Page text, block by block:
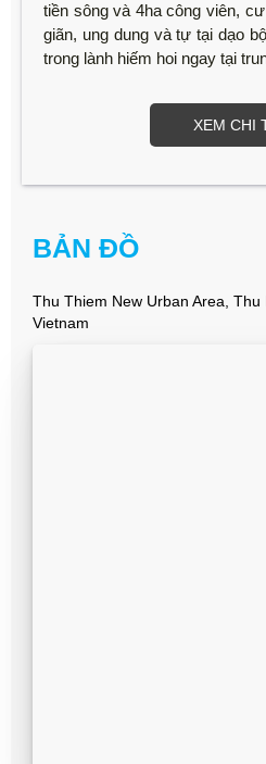
tiền sông và 4ha công viên,
giãn, ung dung và tự tại dạo
trong lành hiếm hoi ngay tại
XEM CHI
BẢN ĐỒ
Thu Thiem New Urban Area, Thu
Vietnam